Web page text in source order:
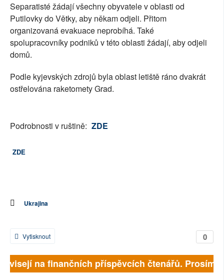
Separatisté žádají všechny obyvatele v oblasti od
Putilovky do Větky, aby někam odjeli. Přitom
organizovaná evakuace neprobíhá. Také
spolupracovníky podniků v této oblasti žádají, aby odjeli
domů.
Podle kyjevských zdrojů byla oblast letiště ráno dvakrát
ostřelována raketomety Grad.
Podrobnosti v ruštině: ZDE
ZDE
Ukrajina
0
Vytisknout
na finančních příspěvcích čtenářů. Prosíme,